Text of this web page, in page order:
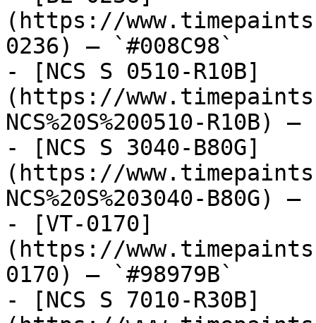
(https://
0236) — `#008C98`
- [NCS S 0510-R10B]
(https://
NCS%20S%200510-R10B)
- [NCS S 3040-B80G]
(https://
NCS%20S%203040-B80G)
- [VT-0170]
(https://
0170) — `#98979B`
- [NCS S 7010-R30B]